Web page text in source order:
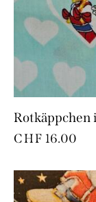
Rotkäppchen
CHF 16.00